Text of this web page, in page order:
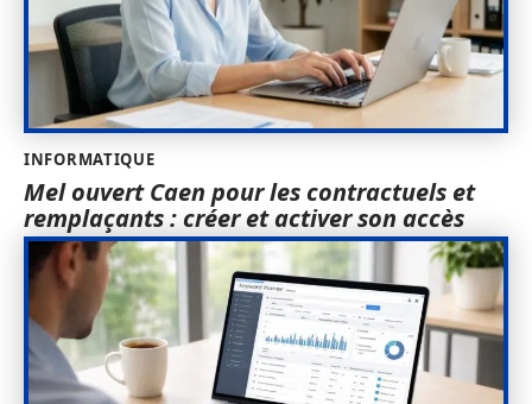
INFORMATIQUE
Mel ouvert Caen pour les contractuels et
remplaçants : créer et activer son accès